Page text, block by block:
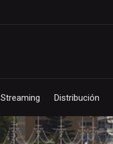
Streaming Distribución